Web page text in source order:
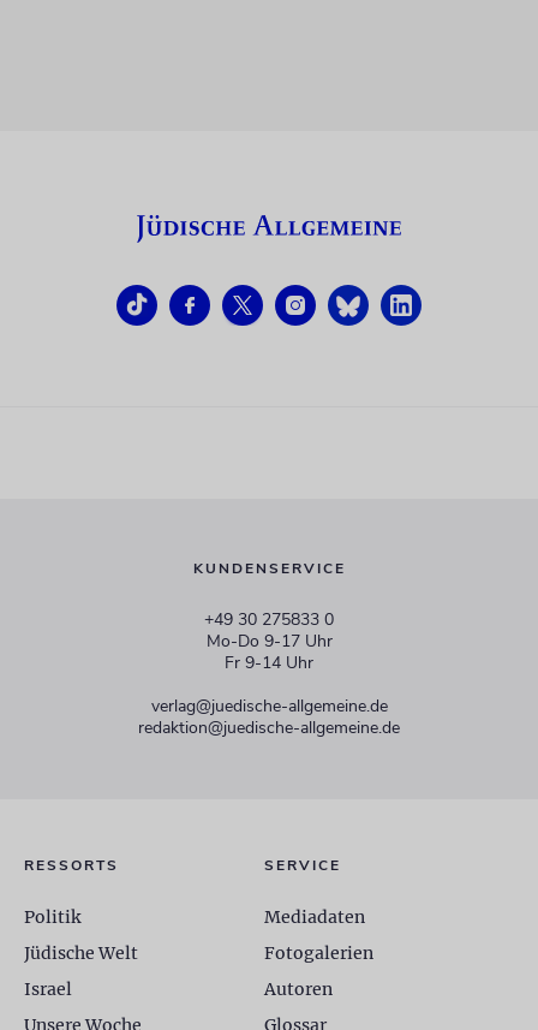
KUNDENSERVICE
+49 30 275833 0
Mo-Do 9-17 Uhr
Fr 9-14 Uhr
verlag@juedische-allgemeine.de
redaktion@juedische-allgemeine.de
RESSORTS
Politik
Jüdische Welt
Israel
Unsere Woche
SERVICE
Mediadaten
Fotogalerien
Autoren
Glossar